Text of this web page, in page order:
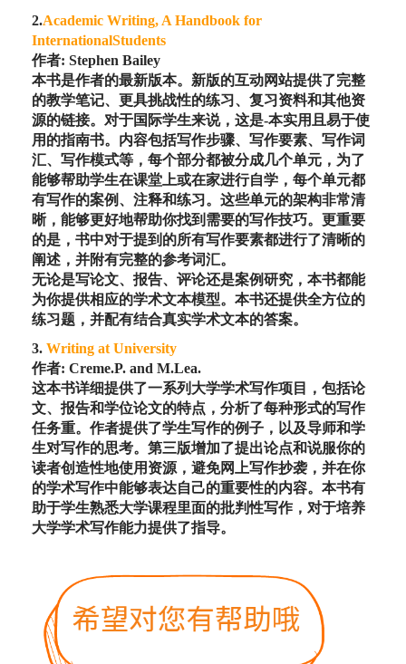
2.Academic Writing, A Handbook for
InternationalStudents
作者: Stephen Bailey
本书是作者的最新版本。新版的互动网站提供了完整
的教学笔记、更具挑战性的练习、复习资料和其他资
源的链接。对于国际学生来说，这是-本实用且易于使
用的指南书。内容包括写作步骤、写作要素、写作词
汇、写作模式等，每个部分都被分成几个单元，为了
能够帮助学生在课堂上或在家进行自学，每个单元都
有写作的案例、注释和练习。这些单元的架构非常清
晰，能够更好地帮助你找到需要的写作技巧。更重要
的是，书中对于提到的所有写作要素都进行了清晰的
阐述，并附有完整的参考词汇。
无论是写论文、报告、评论还是案例研究，本书都能
为你提供相应的学术文本模型。本书还提供全方位的
练习题，并配有结合真实学术文本的答案。
3. Writing at University
作者: Creme.P. and M.Lea.
这本书详细提供了一系列大学学术写作项目，包括论
文、报告和学位论文的特点，分析了每种形式的写作
任务重。作者提供了学生写作的例子，以及导师和学
生对写作的思考。第三版增加了提出论点和说服你的
读者创造性地使用资源，避免网上写作抄袭，并在你
的学术写作中能够表达自己的重要性的内容。本书有
助于学生熟悉大学课程里面的批判性写作，对于培养
大学学术写作能力提供了指导。